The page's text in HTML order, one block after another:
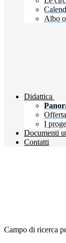
Albo
Didattica
I
Documenti
Contatti
Campo di ricerca